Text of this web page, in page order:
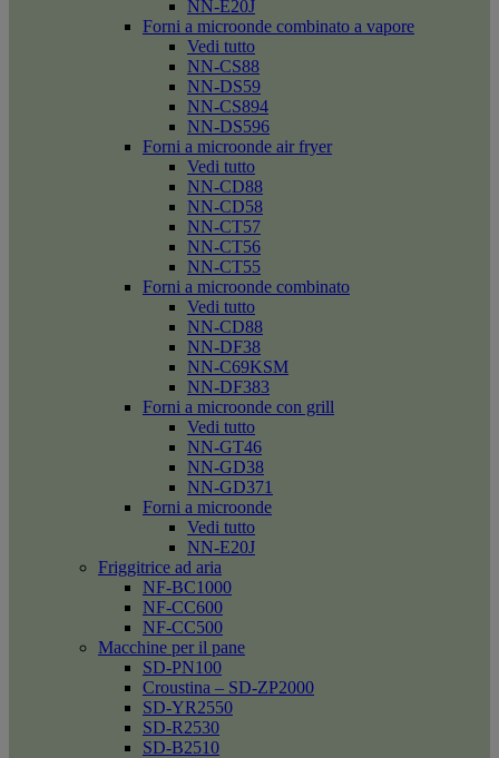
NN-E20J
Forni a microonde combinato a vapore
Vedi tutto
NN-CS88
NN-DS59
NN-CS894
NN-DS596
Forni a microonde air fryer
Vedi tutto
NN-CD88
NN-CD58
NN-CT57
NN-CT56
NN-CT55
Forni a microonde combinato
Vedi tutto
NN-CD88
NN-DF38
NN-C69KSM
NN-DF383
Forni a microonde con grill
Vedi tutto
NN-GT46
NN-GD38
NN-GD371
Forni a microonde
Vedi tutto
NN-E20J
Friggitrice ad aria
NF-BC1000
NF-CC600
NF-CC500
Macchine per il pane
SD-PN100
Croustina – SD-ZP2000
SD-YR2550
SD-R2530
SD-B2510